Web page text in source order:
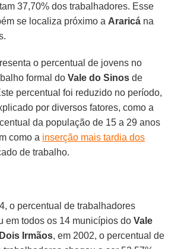
37,70% dos trabalhadores. Esse
se localiza próximo a Araricá na
o percentual de jovens no
formal doVale do Sinos de
percentual foi reduzido no período,
por diversos fatores, como a
da população de 15 a 29 anos
como a inserção mais tardia dos
de trabalho.
o percentual de trabalhadores
em todos os 14 municípios doVale
Dois Irmãos, em 2002, o percentual de